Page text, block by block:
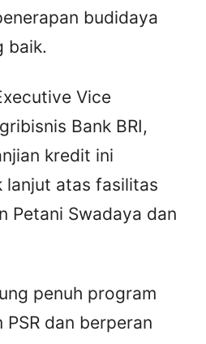
budidaya
baik.
Vice
Bank BRI,
kredit ini
lanjut atas fasilitas
Petani Swadaya dan
penuh program
dan berperan